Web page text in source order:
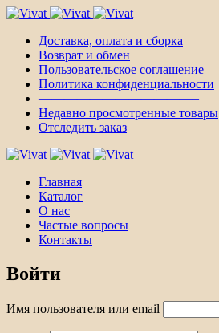
Доставка, оплата и сборка
Возврат и обмен
Пользовательское соглашение
Политика конфиденциальности
————————————–
Недавно просмотренные товары
Отследить заказ
Главная
Каталог
О нас
Частые вопросы
Контакты
Войти
Имя пользователя или email